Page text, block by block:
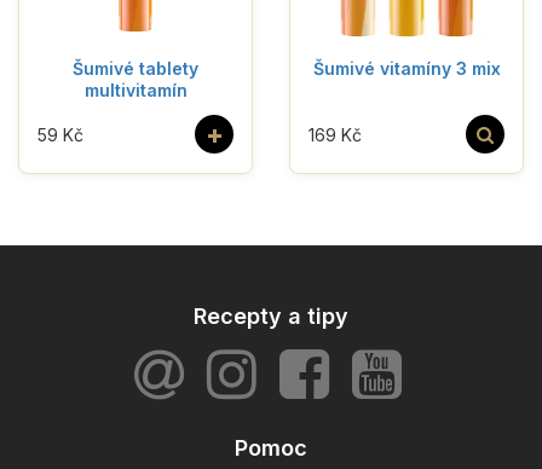
Šumivé tablety
multivitamín
+
59 Kč
Šumivé vitamíny 3 mix
169 Kč
Recepty a tipy
Pomoc